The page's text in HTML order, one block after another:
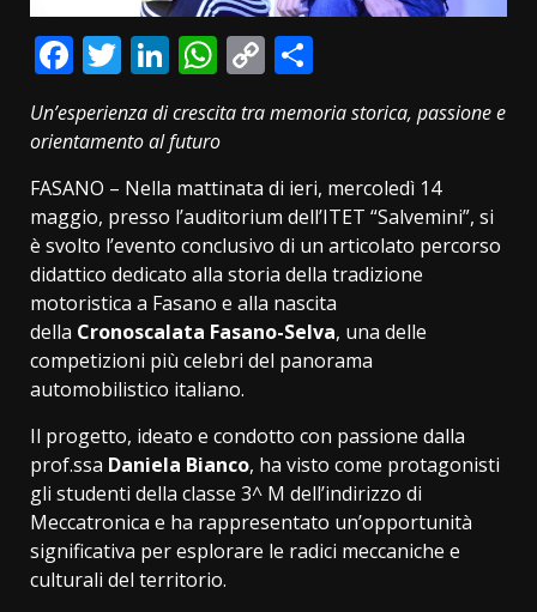
Facebook
Twitter
LinkedIn
WhatsApp
Copy
Link
Un’esperienza di crescita tra memoria storica, passione e
orientamento al futuro
FASANO – Nella mattinata di ieri, mercoledì 14
maggio, presso l’auditorium dell’ITET “Salvemini”, si
è svolto l’evento conclusivo di un articolato percorso
didattico dedicato alla storia della tradizione
motoristica a Fasano e alla nascita
della Cronoscalata Fasano-Selva, una delle
competizioni più celebri del panorama
automobilistico italiano.
Il progetto, ideato e condotto con passione dalla
prof.ssa Daniela Bianco, ha visto come protagonisti
gli studenti della classe 3^ M dell’indirizzo di
Meccatronica e ha rappresentato un’opportunità
significativa per esplorare le radici meccaniche e
culturali del territorio.